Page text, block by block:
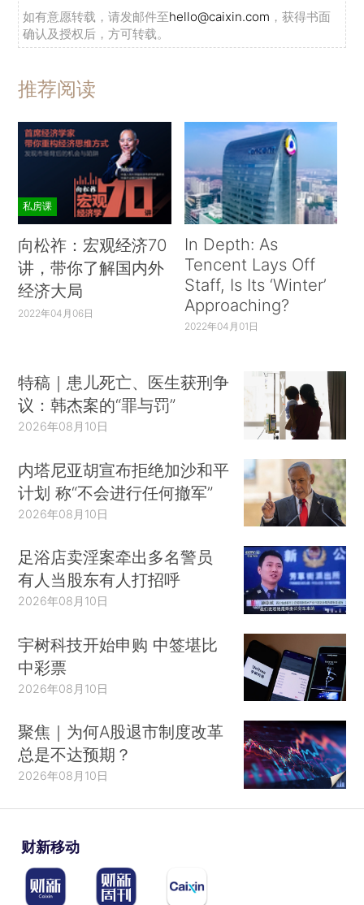
如有意愿转载，请发邮件至hello@caixin.com ，获得书面
确认及授权后，方可转载。
推荐阅读
私房课
向松祚：宏观经济70
讲，带你了解国内外
经济大局
2022年04月06日
In Depth: As
Tencent Lays Off
Staff, Is Its ‘Winter’
Approaching?
2022年04月01日
特稿｜患儿死亡、医生获刑争
议：韩杰案的“罪与罚”
2026年08月10日
内塔尼亚胡宣布拒绝加沙和平
计划 称“不会进行任何撤军”
2026年08月10日
足浴店卖淫案牵出多名警员
有人当股东有人打招呼
2026年08月10日
宇树科技开始申购 中签堪比
中彩票
2026年08月10日
聚焦｜为何A股退市制度改革
总是不达预期？
2026年08月10日
财新移动